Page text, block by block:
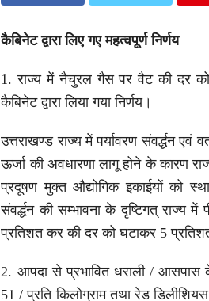
कैबिनेट द्वारा लिए गए महत्वपूर्ण निर्णय
1. राज्य में नैचुरल गैस पर वैट की दर
कैबिनेट द्वारा लिया गया निर्णय।
उत्तराखण्ड राज्य में पर्यावरण संवर्द्धन
ऊर्जा की अवधारणा लागू होने के कारण
प्रदूषण मुक्त औद्योगिक इकाईयों को
संवर्द्धन की सम्भावना के दृष्टिगत् राज्य
प्रतिशत कर की दर को घटाकर 5 प्रतिशत
2. आपदा से प्रभावित धराली / आसपास
51 / प्रति किलोग्राम तथा रेड